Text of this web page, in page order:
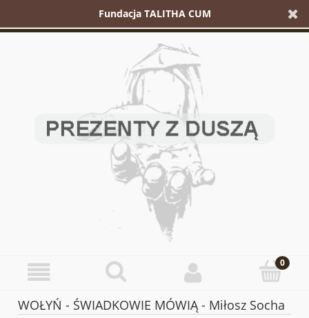
Fundacja TALITHA CUM
WOŁYŃ - ŚWIADKOWIE MÓWIĄ - Miłosz Socha